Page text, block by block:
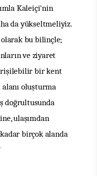
Kaleiçi'nin
da yükseltmeliyiz.
bu bilinçle;
ve ziyaret
bir kent
alanı oluşturma
doğrultusunda
ulaşımdan
birçok alanda